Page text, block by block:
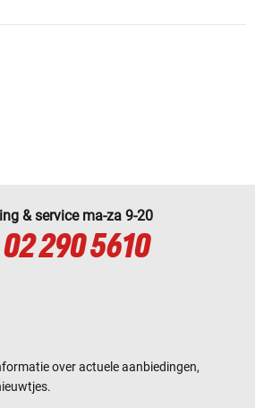
& service ma-za 9-20
02 290 5610
over actuele aanbiedingen,